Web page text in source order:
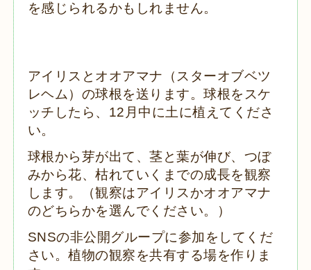
を感じられるかもしれません。
アイリスとオオアマナ（スターオブベツ
レヘム）の球根を送ります。球根をスケ
ッチしたら、12月中に土に植えてくださ
い。
球根から芽が出て、茎と葉が伸び、つぼ
みから花、枯れていくまでの成長を観察
します。（観察はアイリスかオオアマナ
のどちらかを選んでください。）
SNSの非公開グループに参加をしてくだ
さい。植物の観察を共有する場を作りま